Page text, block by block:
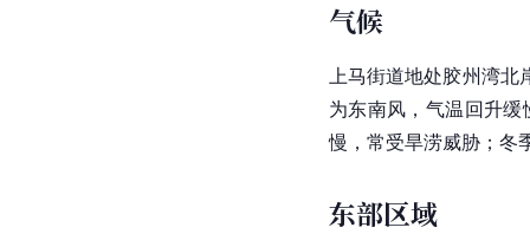
气候
上马街道地处胶州湾北
为东南风，气温回升
慢，常受旱涝威胁；冬
东部区域